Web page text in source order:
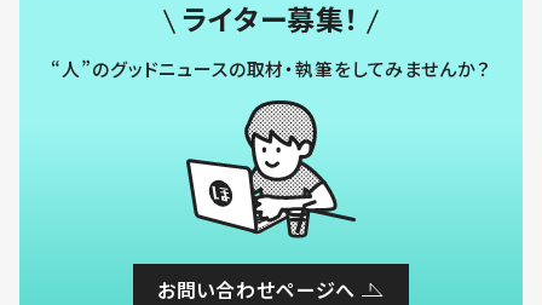
ライター募集！
“人”のグッドニュースの取材・執筆をしてみませんか？
お問い合わせページへ